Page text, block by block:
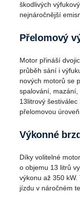
škodlivých
nejnáročnější
Přelomový
Motor přináší
průběh sání i
nových motorů se
spalování, mazání,
13litrový
přelomovou
Výkonné
Díky volitelné
o objemu 13 litrů
výkonu až 350
jízdu v náročném